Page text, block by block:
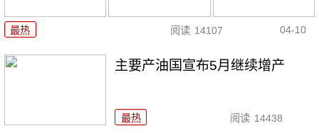
最热 阅读 14107 04-10
主要产油国宣布5月继续增产
最热 阅读 14438